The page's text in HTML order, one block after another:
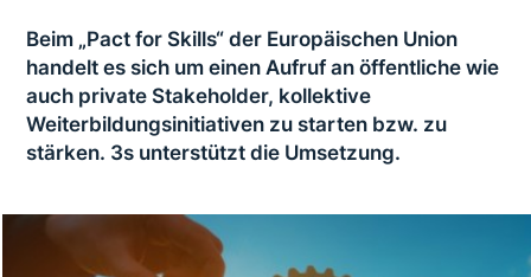
Beim „Pact for Skills“ der Europäischen Union
handelt es sich um einen Aufruf an öffent­li­che wie
auch private Stakeholder, kol­lek­ti­ve
Weiterbildungsinitiativen zu starten bzw. zu
stärken. 3s unter­stützt die Umsetzung.